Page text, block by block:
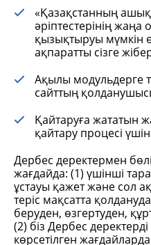
«Қазақстанның
әріптестерінің жаңа
қызықтыруы мүмкін
ақпаратты сізге
Ақылы модульдерге
сайттың
Қайтаруға жататын
қайтару процесі
Дербес деректермен
жағдайда: (1) үшінші
ұстауы қажет және сол
теріс мақсатта
беруден, өзгертуден,
(2) біз Дербес
көрсетілген